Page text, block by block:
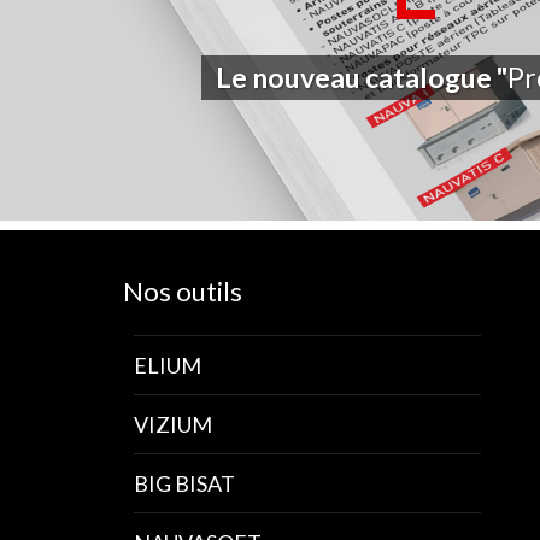
Le nouveau catalogue "
Nos outils
ELIUM
VIZIUM
BIG BISAT